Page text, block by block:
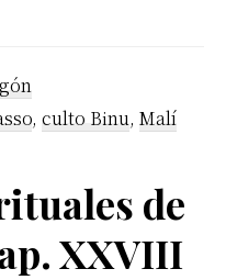
, culto Binu, Malí
de
XXVIII